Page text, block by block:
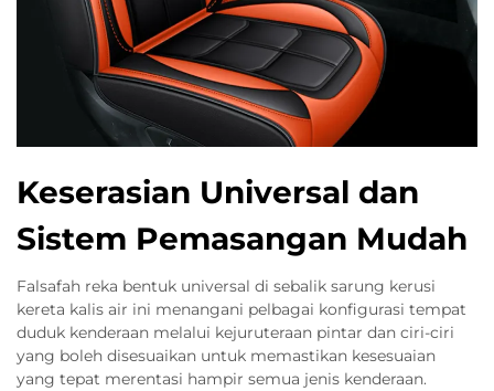
Keserasian Universal dan
Sistem Pemasangan Mudah
Falsafah reka bentuk universal di sebalik sarung kerusi
kereta kalis air ini menangani pelbagai konfigurasi tempat
duduk kenderaan melalui kejuruteraan pintar dan ciri-ciri
yang boleh disesuaikan untuk memastikan kesesuaian
yang tepat merentasi hampir semua jenis kenderaan.